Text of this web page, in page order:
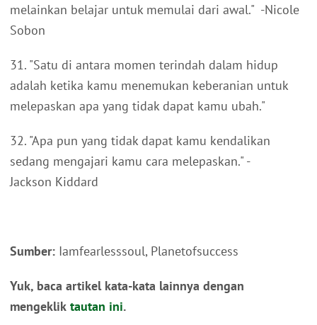
melainkan belajar untuk memulai dari awal." -Nicole
Sobon
31. "Satu di antara momen terindah dalam hidup
adalah ketika kamu menemukan keberanian untuk
melepaskan apa yang tidak dapat kamu ubah."
32. "Apa pun yang tidak dapat kamu kendalikan
sedang mengajari kamu cara melepaskan." -
Jackson Kiddard
Sumber: Iamfearlesssoul, Planetofsuccess
Yuk, baca artikel kata-kata lainnya dengan
mengeklik tautan ini.